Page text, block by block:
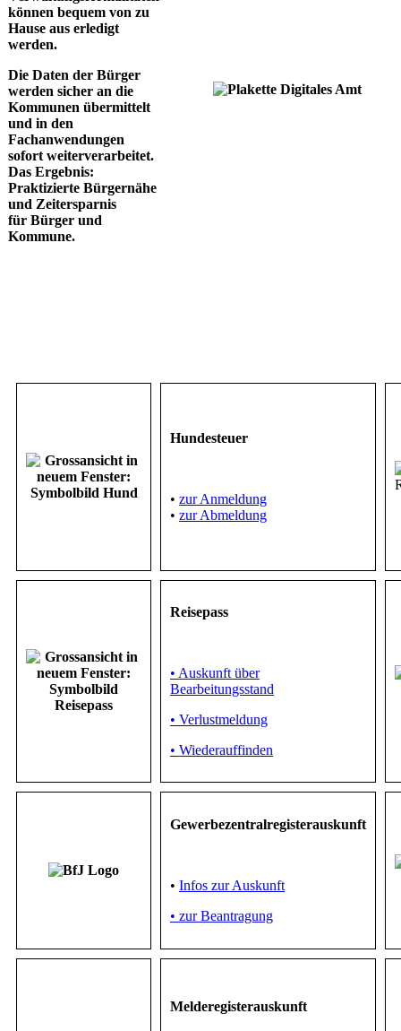
können bequem von zu
Hause aus erledigt
werden.
Die Daten der Bürger
werden sicher an die
Kommunen übermittelt
und in den
Fachanwendungen
sofort weiterverarbeitet.
Das Ergebnis:
Praktizierte Bürgernähe
und Zeitersparnis
für Bürger und
Kommune.
Hundesteuer
• zur Anmeldung
• zur Abmeldung
Reisepass
• Auskunft über
Bearbeitungsstand
• Verlustmeldung
• Wiederauffinden
Gewerbezentralregisterauskunft
• Infos zur Auskunft
• zur Beantragung
Melderegisterauskunft